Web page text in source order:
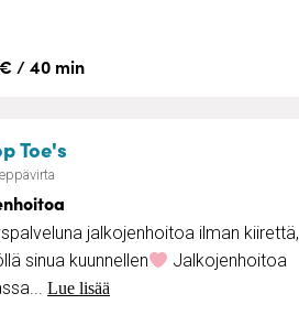
/ 40 min
Toe's
jalkojenhoitoa ilman kiirettä,
sinua kuunnellen
Jalkojenhoitoa
Lue lisää